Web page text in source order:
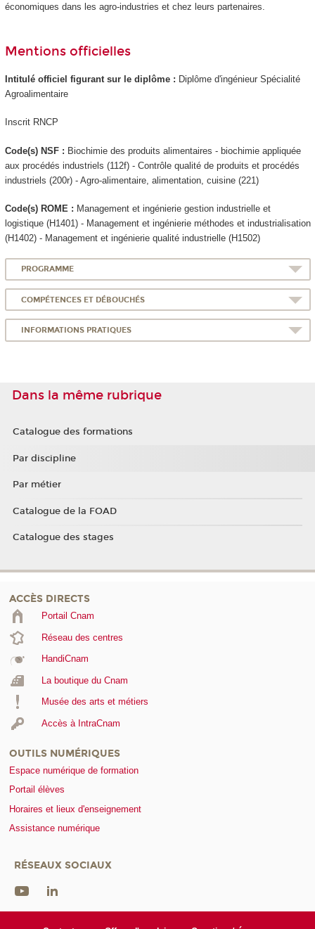
économiques dans les agro-industries et chez leurs partenaires.
Mentions officielles
Intitulé officiel figurant sur le diplôme : Diplôme d'ingénieur Spécialité
Agroalimentaire
Inscrit RNCP
Code(s) NSF : Biochimie des produits alimentaires - biochimie appliquée
aux procédés industriels (112f) - Contrôle qualité de produits et procédés
industriels (200r) - Agro-alimentaire, alimentation, cuisine (221)
Code(s) ROME : Management et ingénierie gestion industrielle et
logistique (H1401) - Management et ingénierie méthodes et industrialisation
(H1402) - Management et ingénierie qualité industrielle (H1502)
PROGRAMME
COMPÉTENCES ET DÉBOUCHÉS
INFORMATIONS PRATIQUES
Dans la même rubrique
Catalogue des formations
Par discipline
Par métier
Catalogue de la FOAD
Catalogue des stages
ACCÈS DIRECTS
Portail Cnam
Réseau des centres
HandiCnam
La boutique du Cnam
Musée des arts et métiers
Accès à IntraCnam
OUTILS NUMÉRIQUES
Espace numérique de formation
Portail élèves
Horaires et lieux d'enseignement
Assistance numérique
RÉSEAUX SOCIAUX